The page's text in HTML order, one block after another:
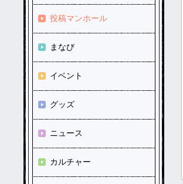
投稿マンホール
まなび
イベント
グッズ
ニュース
カルチャー